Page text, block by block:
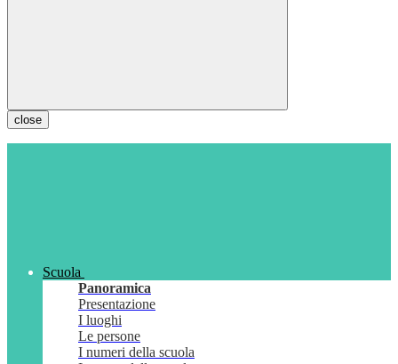
close
Scuola
Panoramica
Presentazione
I luoghi
Le persone
I numeri della scuola